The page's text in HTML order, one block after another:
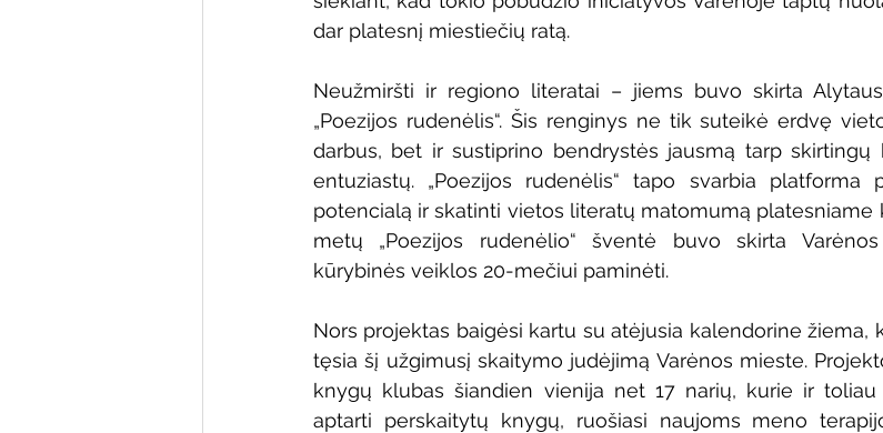
dar platesnį miestiečių ratą.
Neužmiršti ir regiono literatai – jiems buvo skirta
„Poezijos rudenėlis“. Šis renginys ne tik suteikė erdvę
darbus, bet ir sustiprino bendrystės jausmą tarp
entuziastų. „Poezijos rudenėlis“ tapo svarbia platforma
potencialą ir skatinti vietos literatų matomumą platesniame
metų „Poezijos rudenėlio“ šventė buvo skirta
kūrybinės veiklos 20-mečiui paminėti.
Nors projektas baigėsi kartu su atėjusia kalendorine žiema,
tęsia šį užgimusį skaitymo judėjimą Varėnos mieste.
knygų klubas šiandien vienija net 17 narių, kurie ir
aptarti perskaitytų knygų, ruošiasi naujoms meno